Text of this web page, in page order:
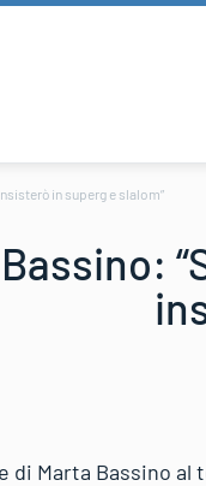
in superg e slalom”
Bassino:
di Marta Bassino